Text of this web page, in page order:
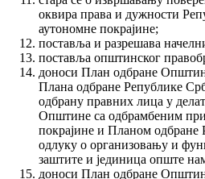
оквира права и дужности
аутономне покрајине;
поставља и разрешава
поставља општинског
доноси План одбране
Плана одбране Републике
одбрану правних лица у
Општине са одбрамбеним
покрајине и Планом одбране
одлуку о организовању и
заштите и јединица опште
доноси План одбране